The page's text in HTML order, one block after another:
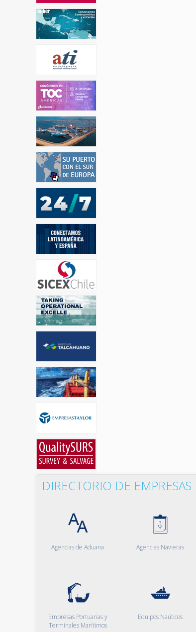
DIRECTORIO DE EMPRESAS
Agencias de Aduana Agencias Navieras
Empresas Portuarias y
Terminales Marítimos
Equipos Naúticos